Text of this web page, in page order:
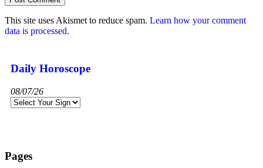
This site uses Akismet to reduce spam. Learn how your comment
data is processed.
Daily Horoscope
08/07/26
Pages